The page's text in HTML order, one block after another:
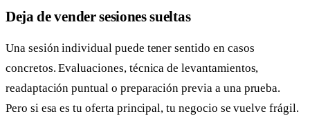
Deja de vender sesiones sueltas
Una sesión individual puede tener sentido en casos
concretos. Evaluaciones, técnica de levantamientos,
readaptación puntual o preparación previa a una prueba.
Pero si esa es tu oferta principal, tu negocio se vuelve frágil.